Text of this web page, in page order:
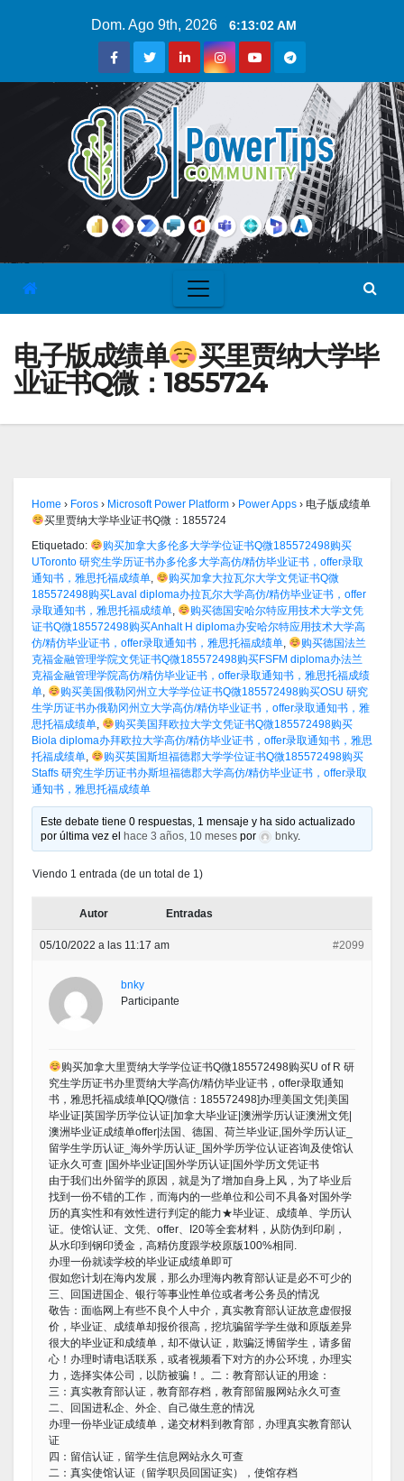
Dom. Ago 9th, 2026 6:13:03 AM
电子版成绩单
买里贾纳大学毕
业证书Q微：1855724
Home › Foros › Microsoft Power Platform › Power Apps › 电子版成绩单
买里贾纳大学毕业证书Q微：1855724
Etiquetado:
购买加拿大多伦多大学学位证书Q微185572498购买
UToronto 研究生学历证书办多伦多大学高仿/精仿毕业证书，offer录取
通知书，雅思托福成绩单,
购买加拿大拉瓦尔大学文凭证书Q微
185572498购买Laval diploma办拉瓦尔大学高仿/精仿毕业证书，offer
录取通知书，雅思托福成绩单,
购买德国安哈尔特应用技术大学文凭
证书Q微185572498购买Anhalt H diploma办安哈尔特应用技术大学高
仿/精仿毕业证书，offer录取通知书，雅思托福成绩单,
购买德国法兰
克福金融管理学院文凭证书Q微185572498购买FSFM diploma办法兰
克福金融管理学院高仿/精仿毕业证书，offer录取通知书，雅思托福成绩
单,
购买美国俄勒冈州立大学学位证书Q微185572498购买OSU 研究
生学历证书办俄勒冈州立大学高仿/精仿毕业证书，offer录取通知书，雅
思托福成绩单,
购买美国拜欧拉大学文凭证书Q微185572498购买
Biola diploma办拜欧拉大学高仿/精仿毕业证书，offer录取通知书，雅思
托福成绩单,
购买英国斯坦福德郡大学学位证书Q微185572498购买
Staffs 研究生学历证书办斯坦福德郡大学高仿/精仿毕业证书，offer录取
通知书，雅思托福成绩单
Este debate tiene 0 respuestas, 1 mensaje y ha sido actualizado
por última vez el
hace 3 años, 10 meses por bnky.
Viendo 1 entrada (de un total de 1)
Autor Entradas
05/10/2022 a las 11:17 am #2099
bnky
Participante
购买加拿大里贾纳大学学位证书Q微185572498购买U of R 研
究生学历证书办里贾纳大学高仿/精仿毕业证书，offer录取通知
书，雅思托福成绩单[QQ/微信：185572498]办理美国文凭|美国
毕业证|英国学历学位认证|加拿大毕业证|澳洲学历认证澳洲文凭|
澳洲毕业证成绩单offer|法国、德国、荷兰毕业证,国外学历认证_
留学生学历认证_海外学历认证_国外学历学位认证咨询及使馆认
证永久可查 |国外毕业证|国外学历认证|国外学历文凭证书
由于我们出外留学的原因，就是为了增加自身上风，为了毕业后
找到一份不错的工作，而海内的一些单位和公司不具备对国外学
历的真实性和有效性进行判定的能力★毕业证、成绩单、学历认
证。使馆认证、文凭、offer、I20等全套材料，从防伪到印刷，
从水印到钢印烫金，高精仿度跟学校原版100%相同.
办理一份就读学校的毕业证成绩单即可
假如您计划在海内发展，那么办理海内教育部认证是必不可少的
三、回国进国企、银行等事业性单位或者考公务员的情况
敬告：面临网上有些不良个人中介，真实教育部认证故意虚假报
价，毕业证、成绩单却报价很高，挖坑骗留学学生做和原版差异
很大的毕业证和成绩单，却不做认证，欺骗泛博留学生，请多留
心！办理时请电话联系，或者视频看下对方的办公环境，办理实
力，选择实体公司，以防被骗！。二：教育部认证的用途：
三：真实教育部认证，教育部存档，教育部留服网站永久可查
二、回国进私企、外企、自己做生意的情况
办理一份毕业证成绩单，递交材料到教育部，办理真实教育部认
证
四：留信认证，留学生信息网站永久可查
二：真实使馆认证（留学职员回国证实），使馆存档